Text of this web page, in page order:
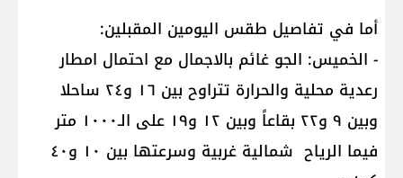
أما في تفاصيل طقس اليومين المقبلين:
- الخميس: الجو غائم بالاجمال مع احتمال امطار
رعدية محلية والحرارة تتراوح بين ١٦ و٢٤ ساحلا
وبين ٩ و٢٢ بقاعاً وبين ١٢ و١٩ على الـ١٠٠٠ متر
فيما الرياح شمالية غربية وسرعتها بين ١٠ و٤٠